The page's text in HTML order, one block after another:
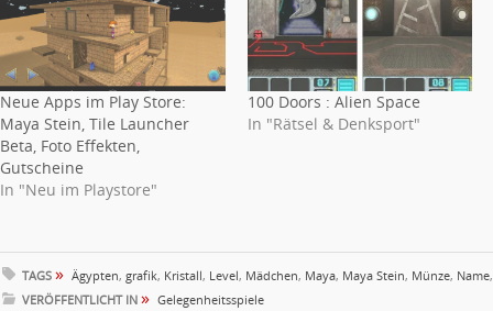
Neue Apps im Play Store:
Maya Stein, Tile Launcher
Beta, Foto Effekten,
Gutscheine
In "Neu im Playstore"
100 Doors : Alien Space
In "Rätsel & Denksport"
TAGS » Ägypten, grafik, Kristall, Level, Mädchen, Maya, Maya Stein, Münze, Name
VERÖFFENTLICHT IN » Gelegenheitsspiele